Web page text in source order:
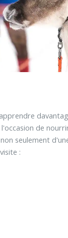
de
seulement
: